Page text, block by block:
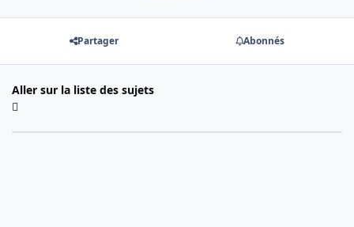
Partager Abonnés
Aller sur la liste des sujets